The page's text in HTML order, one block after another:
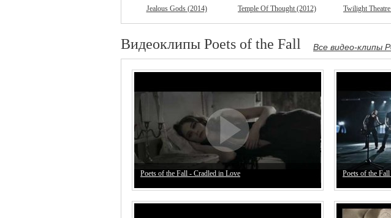
Jealous Gods (2014) Temple Of Thought (2012) Twilight
Видеоклипы Poets of the Fall Все видео-клипы
Poets of the Fall - Cradled in Love Poets of the